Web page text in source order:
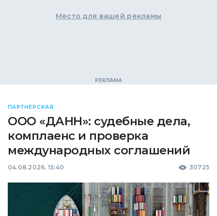
Место для вашей рекламы
ПАРТНЕРСКАЯ
ООО «ДАНН»: судебные дела,
комплаенс и проверка
международных соглашений
04.08.2026, 15:40 30725